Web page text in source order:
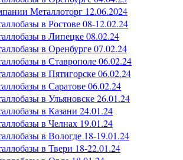
Металлоторг 12.06.2024
в Ростове 08-12.02.24
в Липецке 08.02.24
в Оренбурге 07.02.24
в Ставрополе 06.02.24
в Пятигорске 06.02.24
в Саратове 06.02.24
в Ульяновске 26.01.24
в Казани 24.01.24
в Челнах 19.01.24
в Вологде 18-19.01.24
в Твери 18-22.01.24